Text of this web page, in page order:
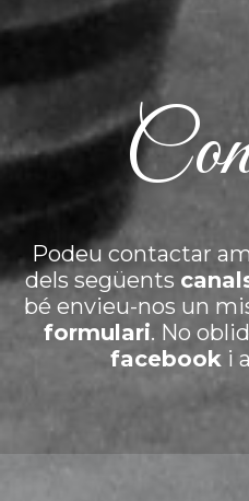
Podeu contactar
dels següents
bé envieu-nos un
formulari. No
facebooki a